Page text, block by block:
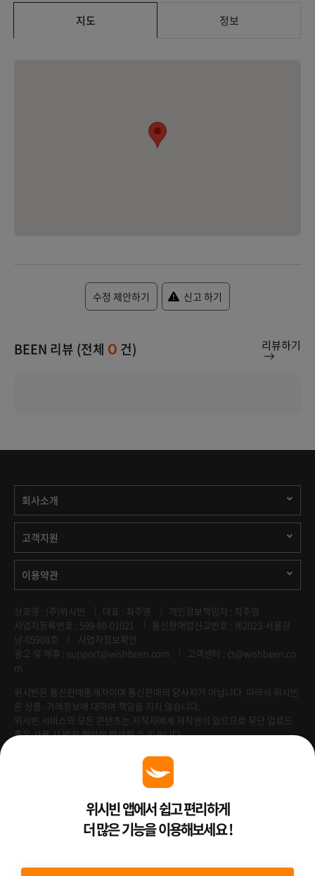
지도 정보
수정 제안하기 신고 하기
BEEN 리뷰 (전체 0 건) 리뷰하기
회사소개
고객지원
이용약관
상호명 : (주)위시빈 대표 : 최주영
개인정보책임자 : 최주영
사업자등록번호 : 599-88-01021
통신판매업신고번호 : 제2023-서울강
남-05908호
사업자정보확인
광고 및 제휴 : support@wishbeen.com
고객센터 : cs@wishbeen.co
m
위시빈은 통신판매중개자이며 통신판매의 당사자가 아닙니다. 따라서 위시빈
은 상품·거래정보에 대하여 책임을 지지 않습니다.
위시빈 서비스의 모든 콘텐츠는 저작자에게 저작권이 있으므로 무단 업로드
혹은 사용 시 법적 책임이 발생할 수 있습니다.
Venture Enterprise위시빈 앱에서 쉽고 편리하게
더 많은 기능을 이용해보세요 !